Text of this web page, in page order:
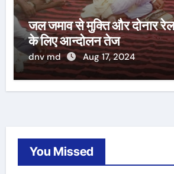
जल जमाव से मुक्ति और दोनार
के लिए आन्दोलन तेज
dnv md Aug 17, 2024
You Missed